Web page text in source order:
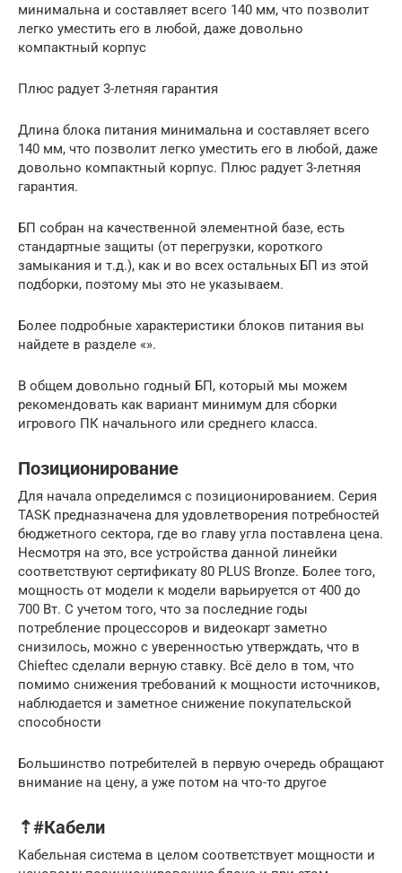
минимальна и составляет всего 140 мм, что позволит
легко уместить его в любой, даже довольно
компактный корпус
Плюс радует 3-летняя гарантия
Длина блока питания минимальна и составляет всего
140 мм, что позволит легко уместить его в любой, даже
довольно компактный корпус. Плюс радует 3-летняя
гарантия.
БП собран на качественной элементной базе, есть
стандартные защиты (от перегрузки, короткого
замыкания и т.д.), как и во всех остальных БП из этой
подборки, поэтому мы это не указываем.
Более подробные характеристики блоков питания вы
найдете в разделе «».
В общем довольно годный БП, который мы можем
рекомендовать как вариант минимум для сборки
игрового ПК начального или среднего класса.
Позиционирование
Для начала определимся с позиционированием. Серия
TASK предназначена для удовлетворения потребностей
бюджетного сектора, где во главу угла поставлена цена.
Несмотря на это, все устройства данной линейки
соответствуют сертификату 80 PLUS Bronze. Более того,
мощность от модели к модели варьируется от 400 до
700 Вт. С учетом того, что за последние годы
потребление процессоров и видеокарт заметно
снизилось, можно с уверенностью утверждать, что в
Chieftec сделали верную ставку. Всё дело в том, что
помимо снижения требований к мощности источников,
наблюдается и заметное снижение покупательской
способности
Большинство потребителей в первую очередь обращают
внимание на цену, а уже потом на что-то другое
⇡#Кабели
Кабельная система в целом соответствует мощности и